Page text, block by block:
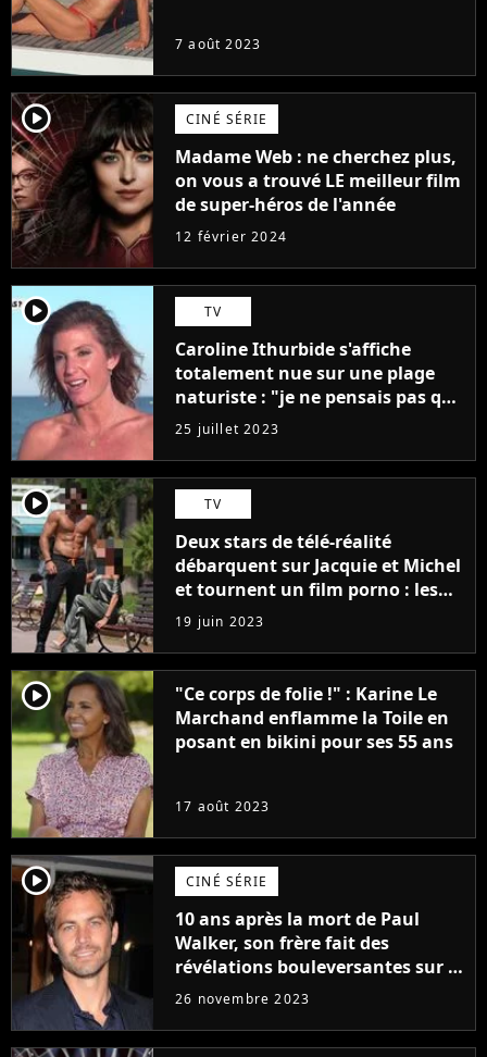
7 août 2023
player2 CINÉ SÉRIE
Madame Web : ne cherchez plus,
on vous a trouvé LE meilleur film
de super-héros de l'année
12 février 2024
player2 TV
Caroline Ithurbide s'affiche
totalement nue sur une plage
naturiste : "je ne pensais pas que
j'arriverais à le faire..."
25 juillet 2023
player2 TV
Deux stars de télé-réalité
débarquent sur Jacquie et Michel
et tournent un film porno : les
premières images du tournage
(exclu)
19 juin 2023
player2
"Ce corps de folie !" : Karine Le
Marchand enflamme la Toile en
posant en bikini pour ses 55 ans
17 août 2023
player2 CINÉ SÉRIE
10 ans après la mort de Paul
Walker, son frère fait des
révélations bouleversantes sur la
réaction des acteurs de Fast and
26 novembre 2023